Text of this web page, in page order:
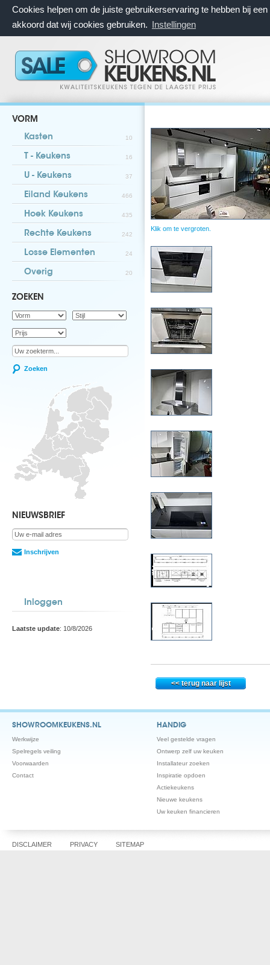
Cookies helpen om de juiste gebruikerservaring te hebben bij
akkoord dat wij cookies gebruiken. Instellingen
VORM
Kasten 10
T - Keukens 16
U - Keukens 37
Eiland Keukens 466
Hoek Keukens 435
Rechte Keukens 242
Losse Elementen 24
Overig 20
ZOEKEN
Zoeken
NIEUWSBRIEF
Inschrijven
Inloggen
Laatste update: 10/8/2026
Klik om te vergroten.
SHOWROOMKEUKENS.NL
Werkwijze
Spelregels veiling
Voorwaarden
Contact
HANDIG
Veel gestelde vragen
Ontwerp zelf uw keuken
Installateur zoeken
Inspiratie opdoen
Actiekeukens
Nieuwe keukens
Uw keuken financieren
DISCLAIMER PRIVACY SITEMAP